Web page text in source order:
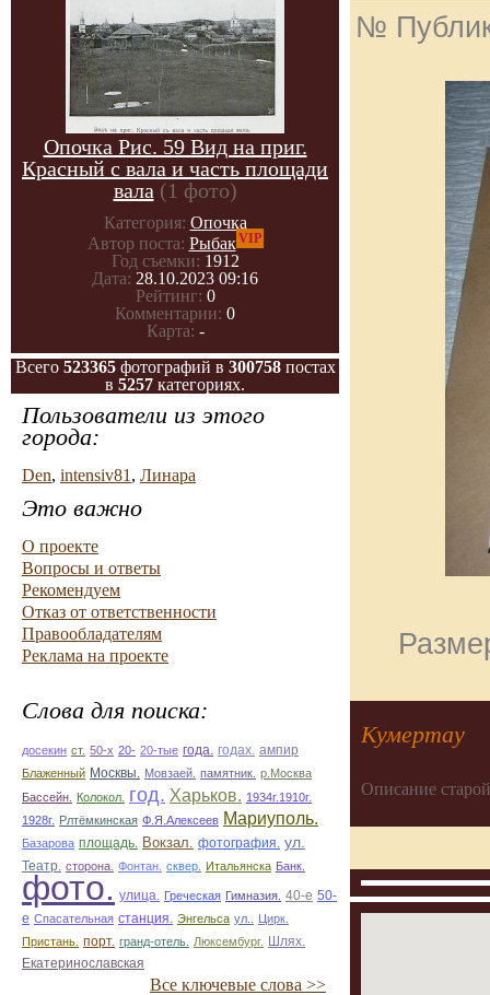
Опочка Рис. 59 Вид на приг.
Красный с вала и часть площади
вала (1 фото)
Категория: Опочка
Автор поста: РыбакVIP
Год съемки: 1912
Дата: 28.10.2023 09:16
Рейтинг: 0
Комментарии: 0
Карта: -
Всего 523365фотографий в 300758постах
в 5257 категориях.
Пользователи из этого
города:
Den, intensiv81 , Линара
Это важно
О проекте
Вопросы и ответы
Рекомендуем
Отказ от ответственности
Правообладателям
Реклама на проекте
Слова для поиска:
досекин ст. 50-х 20- 20-тые года. годах. ампир
Блаженный Москвы. Мовзаей. памятник. р.Москва
Бассейн.
Колокол. год. Харьков. 1934г.1910г.
1928г. Рлтёмкинская Ф.Я.Алексеев Мариуполь.
Базарова площадь. Вокзал. фотография. ул.
Театр. сторона. Фонтан. сквер. Итальянска Банк.
фото. улица. Греческая Гимназия. 40-е 50-
е Спасательная станция. Энгельса ул..
Цирк.
Пристань. порт. гранд-отель. Люксембург. Шлях.
Екатеринославская
Все ключевые слова >>
№
Кумертау
Описание